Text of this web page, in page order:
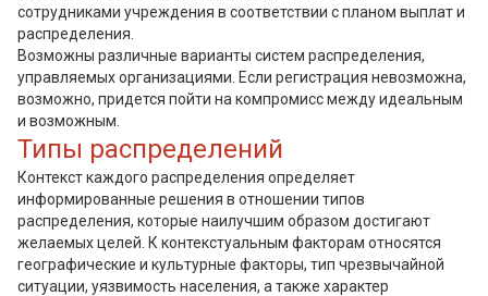
сотрудниками учреждения в соответствии с планом выплат и
распределения.
Возможны различные варианты систем распределения,
управляемых организациями. Если регистрация невозможна,
возможно, придется пойти на компромисс между идеальным
и возможным.
Типы распределений
Контекст каждого распределения определяет
информированные решения в отношении типов
распределения, которые наилучшим образом достигают
желаемых целей. К контекстуальным факторам относятся
географические и культурные факторы, тип чрезвычайной
ситуации, уязвимость населения, а также характер